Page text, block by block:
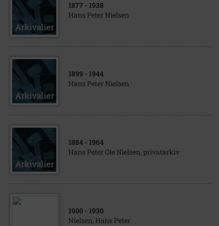
1877 - 1938
Hans Peter Nielsen
1899 - 1944
Hans Peter Nielsen
1884 - 1964
Hans Peter Ole Nielsen, privatarkiv
1900 - 1930
Nielsen, Hans Peter